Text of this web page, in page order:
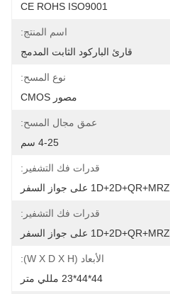
CE ROHS ISO9001
اسم المنتج:
قارئ الباركود الثابت المدمج
نوع المسح:
مصور CMOS
عمق مجال المسح:
4-25 سم
قدرات فك التشفير:
1D+2D+QR+MRZ على جواز السفر
قدرات فك التشفير:
1D+2D+QR+MRZ على جواز السفر
الأبعاد (W X D X H):
44*44*23 مللي متر